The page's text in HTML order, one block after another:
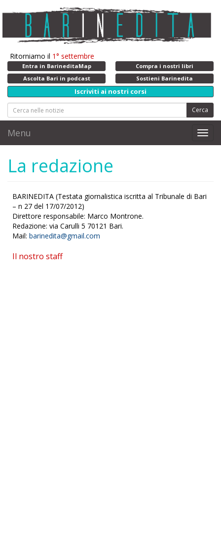
Ritorniamo il 1° settembre
Entra in BarineditaMap
Compra i nostri libri
Ascolta Bari in podcast
Sostieni Barinedita
Iscriviti ai nostri corsi
Cerca
Menu
La redazione
BARINEDITA (Testata giornalistica iscritta al Tribunale di Bari
– n 27 del 17/07/2012)
Direttore responsabile: Marco Montrone.
Redazione: via Carulli 5 70121 Bari.
Mail: barinedita@gmail.com
Il nostro staff